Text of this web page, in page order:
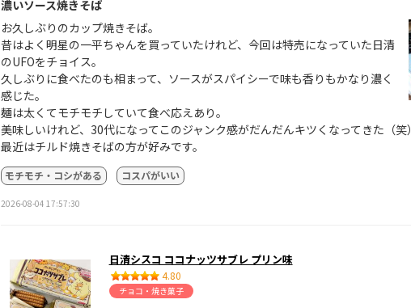
濃いソース焼きそば
お久しぶりのカップ焼きそば。
昔はよく明星の一平ちゃんを買っていたけれど、今回は特売になっていた日清
のUFOをチョイス。
久しぶりに食べたのも相まって、ソースがスパイシーで味も香りもかなり濃く
感じた。
麺は太くてモチモチしていて食べ応えあり。
美味しいけれど、30代になってこのジャンク感がだんだんキツくなってきた（笑）
最近はチルド焼きそばの方が好みです。
モチモチ・コシがある コスパがいい
2026-08-04 17:57:30
日清シスコ ココナッツサブレ プリン味
4.80
チョコ・焼き菓子